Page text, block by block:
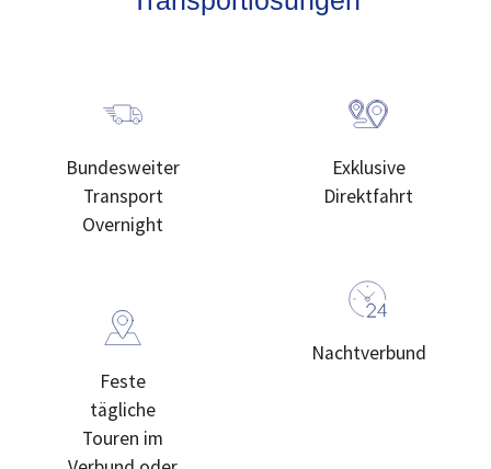
Bundesweiter
Transport
Overnight
Feste
tägliche
Touren im
Exklusive
Direktfahrt
Nachtverbund